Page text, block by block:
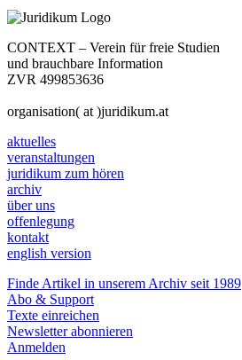
CONTEXT – Verein für freie Studien
und brauchbare Information
ZVR 499853636
organisation( at )juridikum.at
aktuelles
veranstaltungen
juridikum zum hören
archiv
über uns
offenlegung
kontakt
english version
Finde Artikel in unserem Archiv seit 1989
Abo & Support
Texte einreichen
Newsletter abonnieren
Anmelden